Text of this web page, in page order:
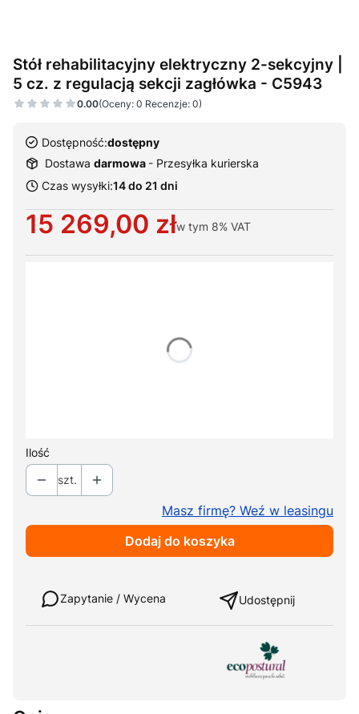
Stół rehabilitacyjny elektryczny 2-sekcyjny |
5 cz. z regulacją sekcji zagłówka - C5943
0.00(Oceny: 0 Recenzje: 0)
Dostępność:dostępny
Dostawa darmowa - Przesyłka kurierska
Czas wysyłki:14 do 21 dni
Cena
15 269,00 złw tym 8% VAT
Ilość
szt.
Masz firmę? Weź w leasingu
Dodaj do koszyka
Zapytanie / Wycena Udostępnij